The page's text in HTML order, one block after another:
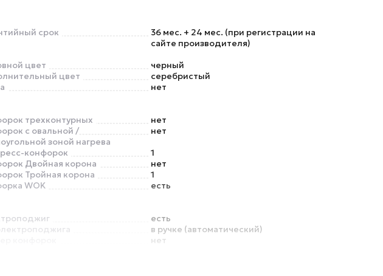
срок
36 мес. + 24 мес. (при регистрации на
сайте производителя)
цвет
черный
цвет
серебристый
нет
трехконтурных
нет
с овальной /
зоной нагрева
нет
конфорок
1
Двойная корона
нет
Тройная корона
1
WOK
есть
есть
в ручке (автоматический)
нет